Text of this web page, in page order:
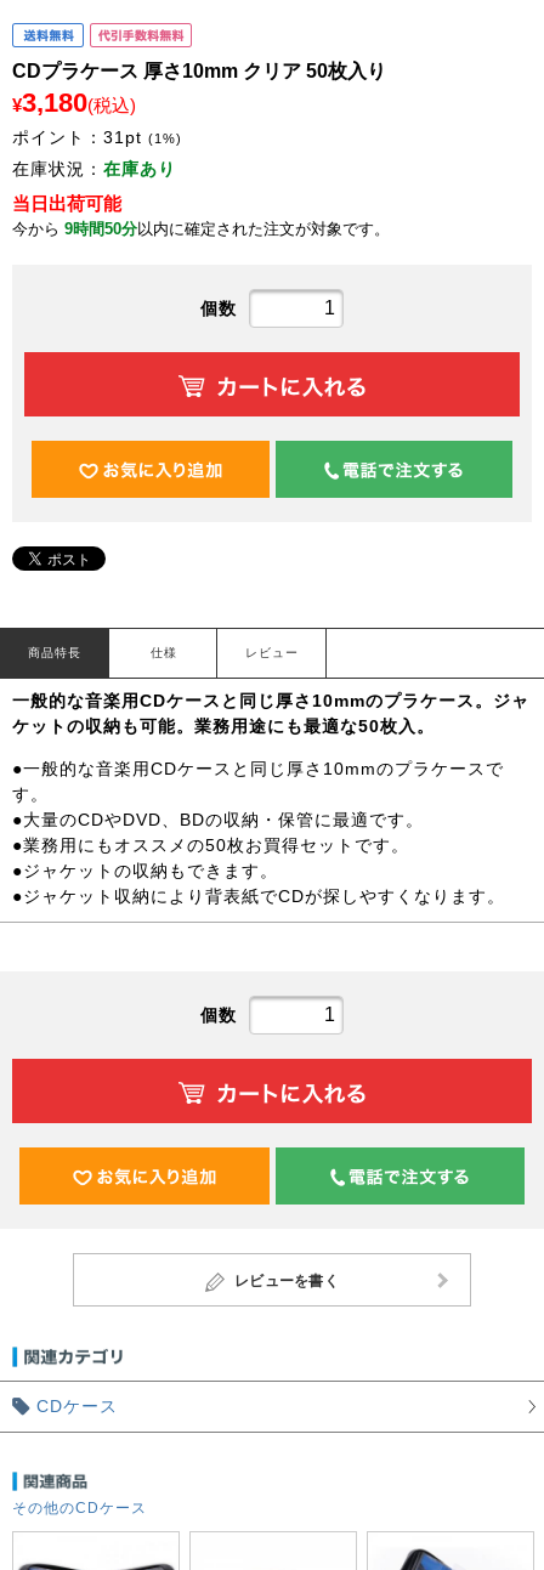
CDプラケース 厚さ10mm クリア 50枚入り
¥3,180(税込)
ポイント： 31pt (1%)
在庫状況： 在庫あり
当日出荷可能
今から 9時間50分以内に確定された注文が対象です。
個数
商品特長 仕様 レビュー
一般的な音楽用CDケースと同じ厚さ10mmのプラケース。ジャ
ケットの収納も可能。業務用途にも最適な50枚入。
●一般的な音楽用CDケースと同じ厚さ10mmのプラケースで
す。
●大量のCDやDVD、BDの収納・保管に最適です。
●業務用にもオススメの50枚お買得セットです。
●ジャケットの収納もできます。
●ジャケット収納により背表紙でCDが探しやすくなります。
個数
レビューを書く
CDケース
その他のCDケース